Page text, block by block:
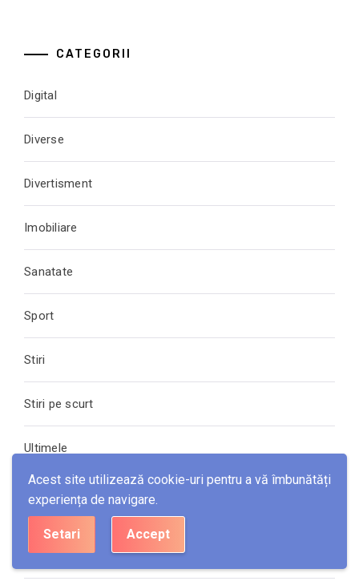
Acest site utilizează cookie-uri pentru a vă îmbunătăți
experiența de navigare.
Setari Accept
CATEGORII
Digital
Diverse
Divertisment
Imobiliare
Sanatate
Sport
Stiri
Stiri pe scurt
Ultimele
META
Autentificare